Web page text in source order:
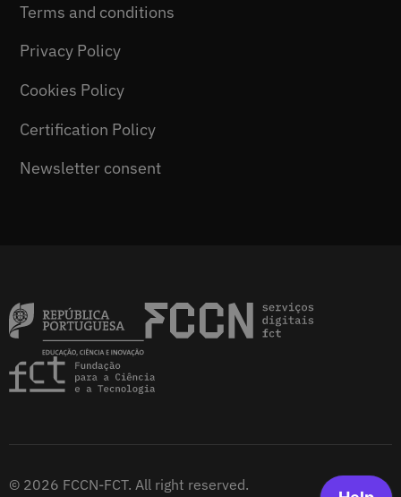
Terms and conditions
Privacy Policy
Cookies Policy
Certification Policy
Newsletter consent
© 2026 FCCN-FCT. All right reserved.